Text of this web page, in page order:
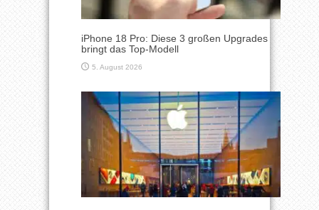
iPhone 18 Pro: Diese 3 großen Upgrades
bringt das Top-Modell
5. August 2026